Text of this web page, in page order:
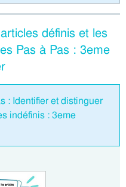
définis et les
Pas à Pas : 3eme
: Identifier et distinguer
indéfinis : 3eme